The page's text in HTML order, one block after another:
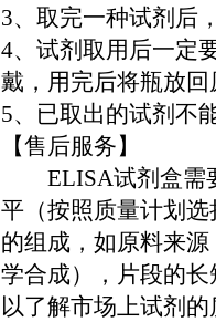
3、取完一种试剂后
4、试剂取用后一定
戴，用完后将瓶放回
5、已取出的试剂不
【售后服务】
ELISA试剂盒需要
平（按照质量计划
的组成，如原料来
学合成），片段的
以了解市场上试剂